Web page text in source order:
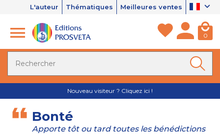
L'auteur Thématiques Meilleures ventes
0
Nouveau visiteur ? Cliquez ici !
Bonté
Apporte tôt ou tard toutes les bénédictions